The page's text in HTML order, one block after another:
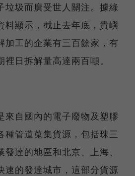
垃圾而廣受世人關注。據綠
料顯示，截止去年底，貴嶼
加工的企業有三百餘家，有
日拆解量高達兩百噸。
來自國內的電子廢物及塑膠
種管道蒐集貨源，包括珠三
達的地區和北京、上海、
速的發達城市，這部分貨源